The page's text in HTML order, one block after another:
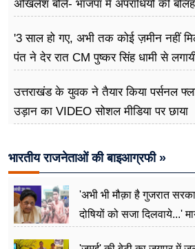
अखिलेश बोले- भाजपा में अपराधियों की
'3 साल हो गए, अभी तक कोई ज़मीन नहीं
पंत ने देर रात CM पुष्कर सिंह धामी से
उत्तराखंड के युवक ने तैयार किया पर्सनल
उड़ान का VIDEO सोशल मीडिया पर छाया
भारतीय राजनेताओं की बाइआग्रफी »
'अभी भी मौक़ा है गुजरात
दोषियों को सजा दिलवाये...'